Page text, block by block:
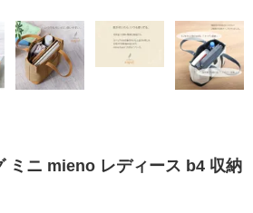
ミニ mieno レディース b4 収納